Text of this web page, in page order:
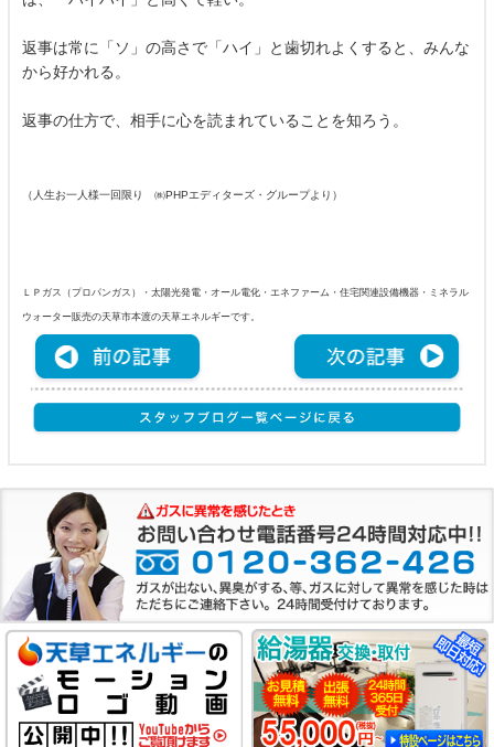
返事は常に「ソ」の高さで「ハイ」と歯切れよくすると、みんな
から好かれる。
返事の仕方で、相手に心を読まれていることを知ろう。
（人生お一人様一回限り ㈱PHPエディターズ・グループより）
ＬＰガス（プロパンガス）・太陽光発電・オール電化・エネファーム・住宅関連設備機器・ミネラル
ウォーター販売の天草市本渡の天草エネルギーです。